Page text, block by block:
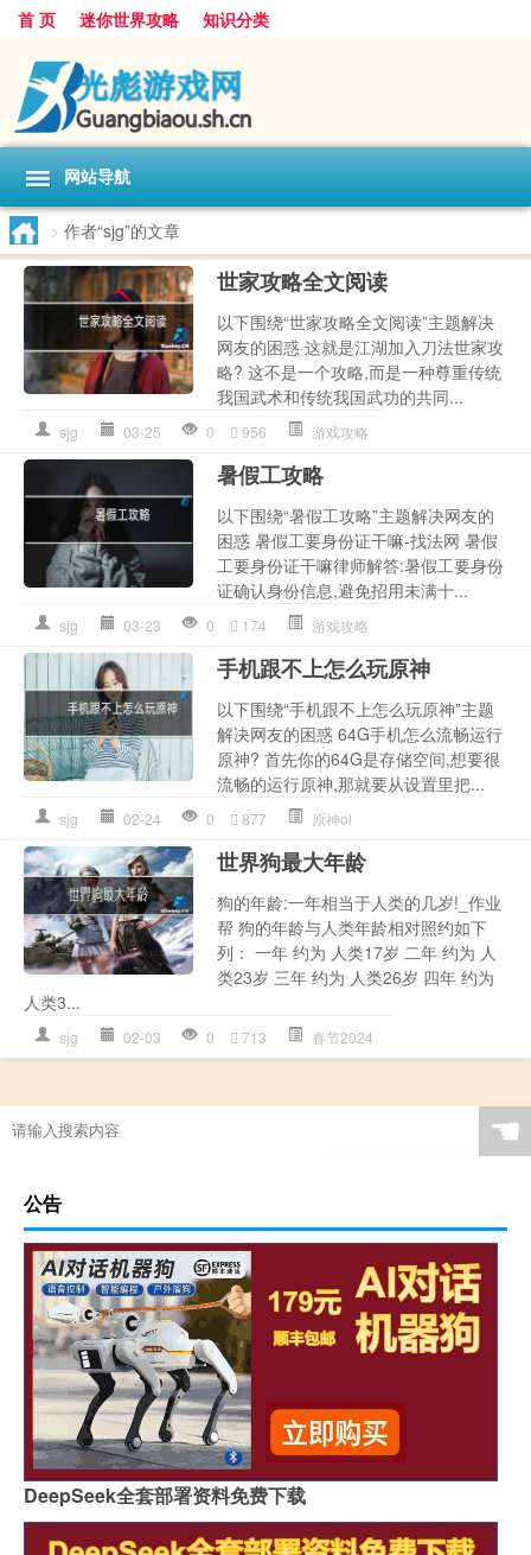
首 页 迷你世界攻略 知识分类
网站导航
> 作者“sjg”的文章
世家攻略全文阅读
以下围绕“世家攻略全文阅读”主题解决
网友的困惑 这就是江湖加入刀法世家攻
略? 这不是一个攻略,而是一种尊重传统
我国武术和传统我国武功的共同...
sjg 03-25 0 956 游戏攻略
暑假工攻略
以下围绕“暑假工攻略”主题解决网友的
困惑 暑假工要身份证干嘛-找法网 暑假
工要身份证干嘛律师解答:暑假工要身份
证确认身份信息,避免招用未满十...
sjg 03-23 0 174 游戏攻略
手机跟不上怎么玩原神
以下围绕“手机跟不上怎么玩原神”主题
解决网友的困惑 64G手机怎么流畅运行
原神? 首先你的64G是存储空间,想要很
流畅的运行原神,那就要从设置里把...
sjg 02-24 0 877 原神ol
世界狗最大年龄
狗的年龄:一年相当于人类的几岁!_作业
帮 狗的年龄与人类年龄相对照约如下
列： 一年 约为 人类17岁 二年 约为 人
类23岁 三年 约为 人类26岁 四年 约为
人类3...
sjg 02-03 0 713 春节2024
☚
公告
DeepSeek全套部署资料免费下载